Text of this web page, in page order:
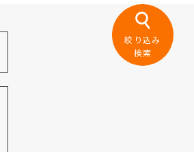
絞り込み
検索